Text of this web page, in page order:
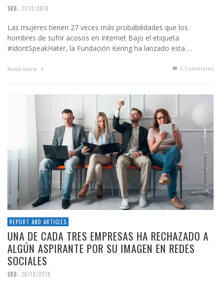
SRB, 21/11/2018
Las mujeres tienen 27 veces más probabilidades que los
hombres de sufrir acosos en Internet Bajo el etiqueta
#IdontSpeakHater, la Fundación Kering ha lanzado esta …
Read more 0 Comments
REPORT AND ARTICLES
UNA DE CADA TRES EMPRESAS HA RECHAZADO A
ALGÚN ASPIRANTE POR SU IMAGEN EN REDES
SOCIALES
SRB, 26/10/2018